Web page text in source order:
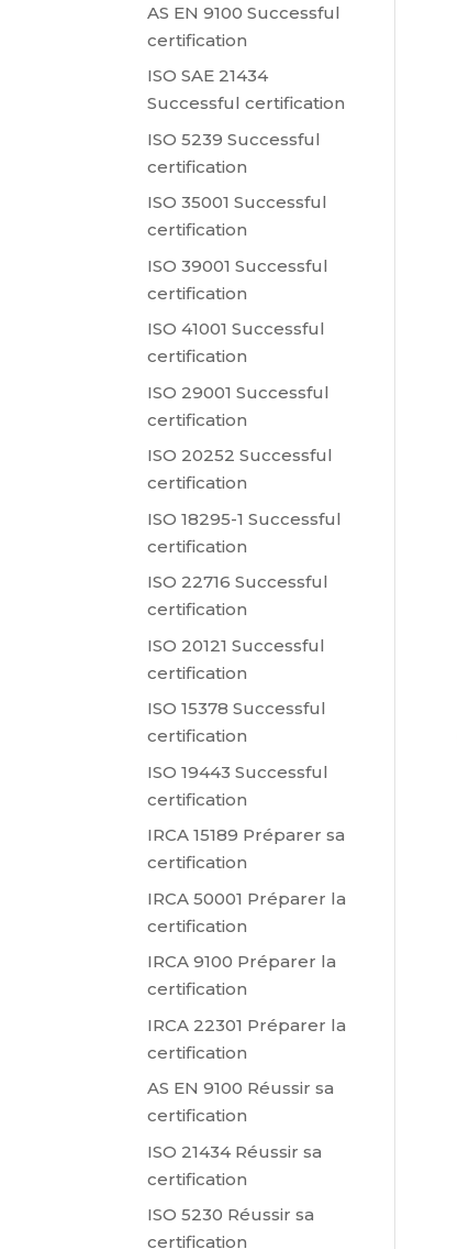
AS EN 9100 Successful
certification
ISO SAE 21434
Successful certification
ISO 5239 Successful
certification
ISO 35001 Successful
certification
ISO 39001 Successful
certification
ISO 41001 Successful
certification
ISO 29001 Successful
certification
ISO 20252 Successful
certification
ISO 18295-1 Successful
certification
ISO 22716 Successful
certification
ISO 20121 Successful
certification
ISO 15378 Successful
certification
ISO 19443 Successful
certification
IRCA 15189 Préparer sa
certification
IRCA 50001 Préparer la
certification
IRCA 9100 Préparer la
certification
IRCA 22301 Préparer la
certification
AS EN 9100 Réussir sa
certification
ISO 21434 Réussir sa
certification
ISO 5230 Réussir sa
certification